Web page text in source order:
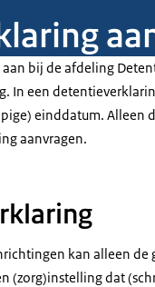
bij de afdeling
In een
einddatum. Alleen
aanvragen.
kan alleen
(zorg)instelling dat